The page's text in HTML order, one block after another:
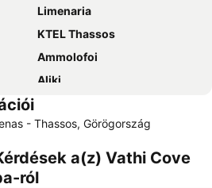
Limenaria
KTEL Thassos
Ammolofoi
Aliki
- Thassos, Görögország
a(z) Vathi Cove
ról